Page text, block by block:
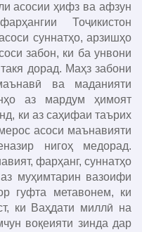
ҳифз ва афзун
Тоҷикистон
суннатҳо, арзишҳо
забон, ки ба унвони
дорад. Маҳз забони
ва маданияти
аз мардум ҳимоят
ки аз саҳифаи таърих
асоси маънавияти
нигоҳ медорад.
фарҳанг, суннатҳо
муҳимтарин вазоифи
гуфта метавонем, ки
ки Ваҳдати миллӣ на
воқеияти зинда дар